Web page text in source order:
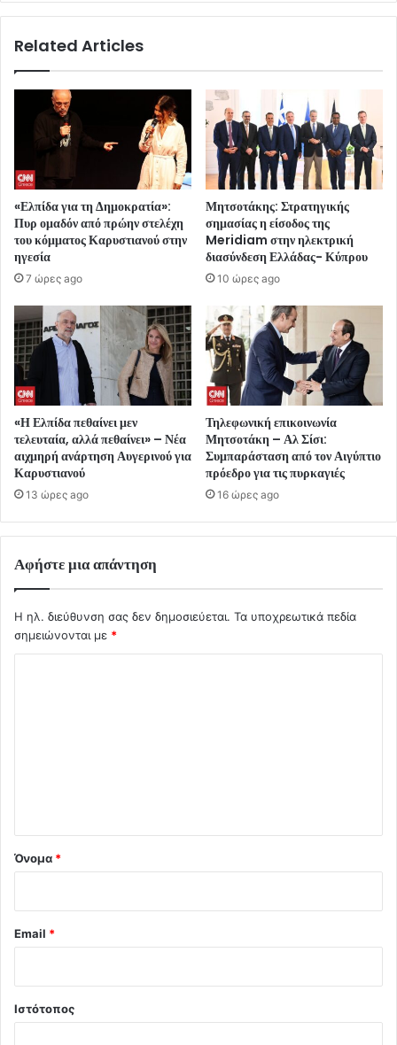
Related Articles
«Ελπίδα για τη Δημοκρατία»:
Πυρ ομαδόν από πρώην στελέχη
του κόμματος Καρυστιανού στην
ηγεσία
7 ώρες ago
Μητσοτάκης: Στρατηγικής
σημασίας η είσοδος της
Meridiam στην ηλεκτρική
διασύνδεση Ελλάδας- Κύπρου
10 ώρες ago
«Η Ελπίδα πεθαίνει μεν
τελευταία, αλλά πεθαίνει» – Νέα
αιχμηρή ανάρτηση Αυγερινού για
Καρυστιανού
13 ώρες ago
Τηλεφωνική επικοινωνία
Μητσοτάκη – Αλ Σίσι:
Συμπαράσταση από τον Αιγύπτιο
πρόεδρο για τις πυρκαγιές
16 ώρες ago
Αφήστε μια απάντηση
Η ηλ. διεύθυνση σας δεν δημοσιεύεται. Τα υποχρεωτικά πεδία
σημειώνονται με *
Όνομα *
Email *
Ιστότοπος